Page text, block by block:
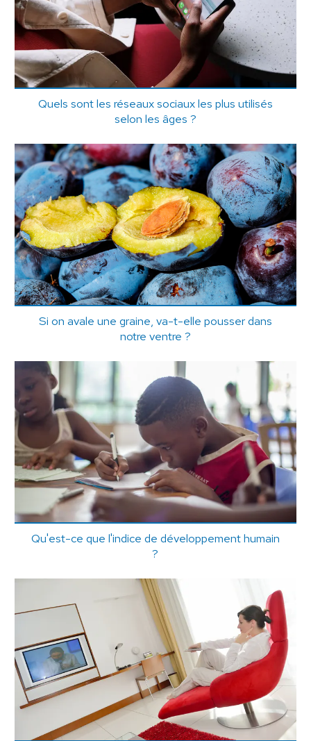
Quels sont les réseaux sociaux les plus utilisés
selon les âges ?
Si on avale une graine, va-t-elle pousser dans
notre ventre ?
Qu'est-ce que l'indice de développement humain
?